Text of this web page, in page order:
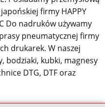
firmy HAPPY
Do nadruków używamy
pneumatycznej firmy
drukarek. W naszej
bodziaki, kubki, magnesy
DTG, DTF oraz